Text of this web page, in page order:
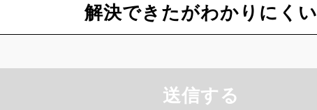
解決できたがわかりにくい
送信する